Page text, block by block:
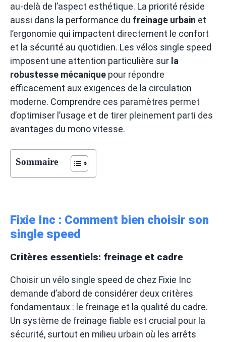
au-delà de l’aspect esthétique. La priorité réside
aussi dans la performance du freinage urbain et
l’ergonomie qui impactent directement le confort
et la sécurité au quotidien. Les vélos single speed
imposent une attention particulière sur la
robustesse mécanique pour répondre
efficacement aux exigences de la circulation
moderne. Comprendre ces paramètres permet
d’optimiser l’usage et de tirer pleinement parti des
avantages du mono vitesse.
Sommaire
Fixie Inc : Comment bien choisir son
single speed
Critères essentiels: freinage et cadre
Choisir un vélo single speed de chez Fixie Inc
demande d’abord de considérer deux critères
fondamentaux : le freinage et la qualité du cadre.
Un système de freinage fiable est crucial pour la
sécurité, surtout en milieu urbain où les arrêts